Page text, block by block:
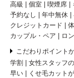
高級
個室 喫煙席
予約なし
年中無休
クレジットカード
カップル・ペア
ロ
こだわりポイント
学割
女性スタッフ
早い
くせ毛カット